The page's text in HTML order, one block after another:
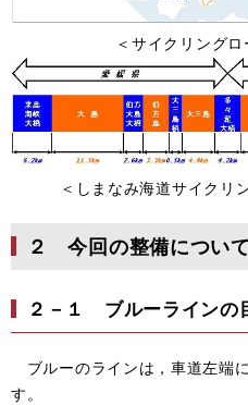
＜サイクリング
＜しまなみ海道サイクリ
２ 今回の整備について
２－１ ブルーラインの
ブルーのラインは，車道左端
す。